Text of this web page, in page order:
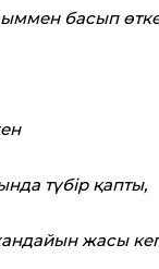
басып
түбір қапты,
жасы